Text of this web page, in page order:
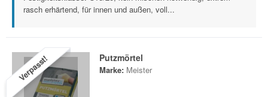
rasch erhärtend, für innen und außen, voll...
Verpasst! Putzmörtel
Marke: Meister